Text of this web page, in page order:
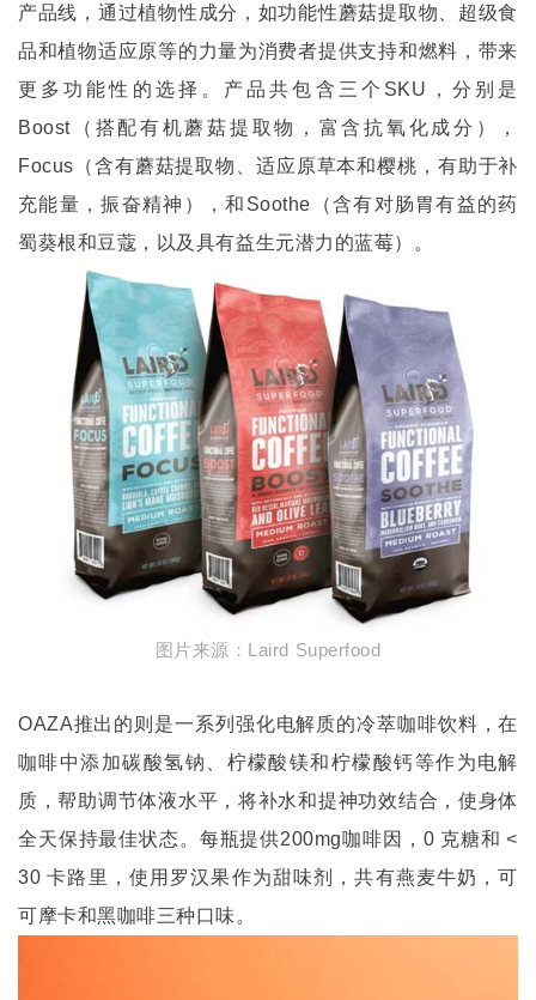
产品线，通过植物性成分，如功能性蘑菇提取物、超级食
品和植物适应原等的力量为消费者提供支持和燃料，带来
更多功能性的选择。产品共包含三个 SKU ，分别是
Boost（搭配有机蘑菇提取物，富含抗氧化成分），
Focus （含有蘑菇提取物、适应原草本和樱桃，有助于补
充能量，振奋精神），和 Soothe （含有对肠胃有益的药
蜀葵根和豆蔻，以及具有益生元潜力的蓝莓）。
图片来源： Laird Superfood
OAZA推出的则是一系列强化电解质的冷萃咖啡饮料，在
咖啡中添加碳酸氢钠、柠檬酸镁和柠檬酸钙等作为电解
质，帮助调节体液水平，将补水和提神功效结合，使身体
全天保持最佳状态。每瓶提供200mg咖啡因， 0 克糖和 <
30卡路里，使用罗汉果作为甜味剂，共有燕麦牛奶，可
可摩卡和黑咖啡三种口味。